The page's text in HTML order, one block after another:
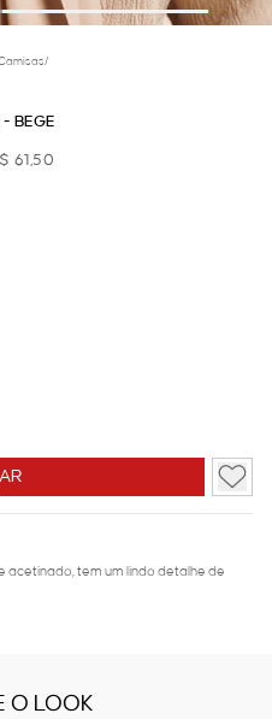
/
- BEGE
61,50
tem um lindo detalhe de
O LOOK